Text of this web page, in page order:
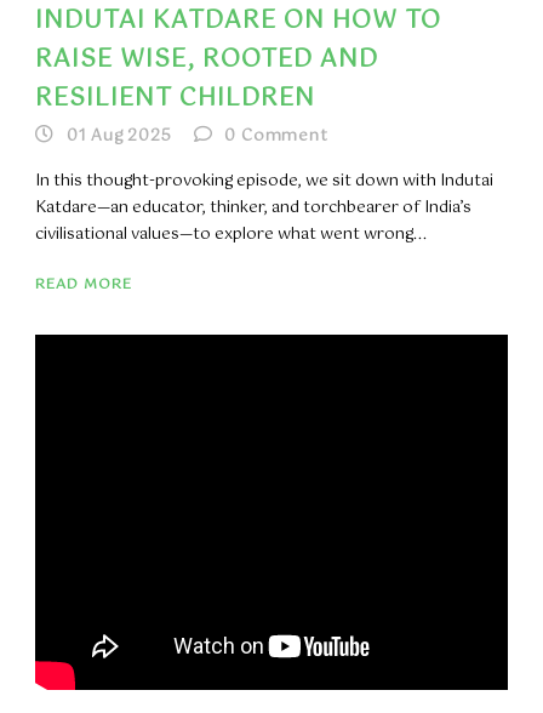
INDUTAI KATDARE ON HOW TO
RAISE WISE, ROOTED AND
RESILIENT CHILDREN
01 Aug 2025 0 Comment
In this thought-provoking episode, we sit down with Indutai
Katdare—an educator, thinker, and torchbearer of India’s
civilisational values—to explore what went wrong...
READ MORE